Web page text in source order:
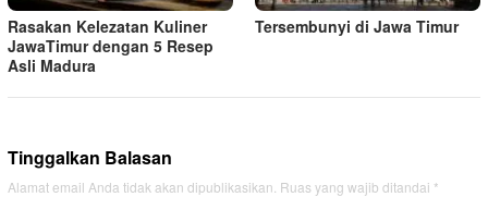
Rasakan Kelezatan Kuliner
JawaTimur dengan 5 Resep
Asli Madura
Tersembunyi di Jawa Timur
Tinggalkan Balasan
Alamat email Anda tidak akan dipublikasikan. Ruas yang wajib ditandai *